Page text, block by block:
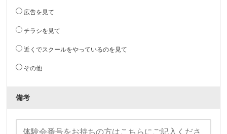
広告を見て
チラシを見て
近くでスクールをやっているのを見て
その他
備考